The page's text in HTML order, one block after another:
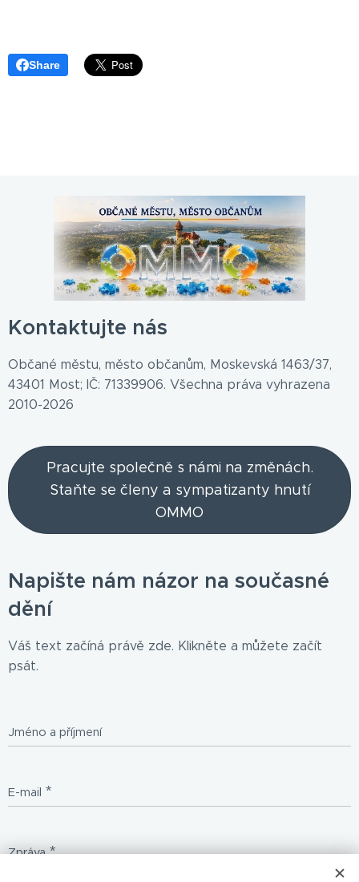
Share
Kontaktujte nás
Občané městu, město občanům, Moskevská 1463/37,
43401 Most; IČ: 71339906. Všechna práva vyhrazena
2010-2026
Pracujte společně s námi na změnách.
Staňte se členy a sympatizanty hnutí
OMMO
Napište nám názor na současné
dění
Váš text začíná právě zde. Klikněte a můžete začít
psát.
Jméno a příjmení
E-mail
Zpráva